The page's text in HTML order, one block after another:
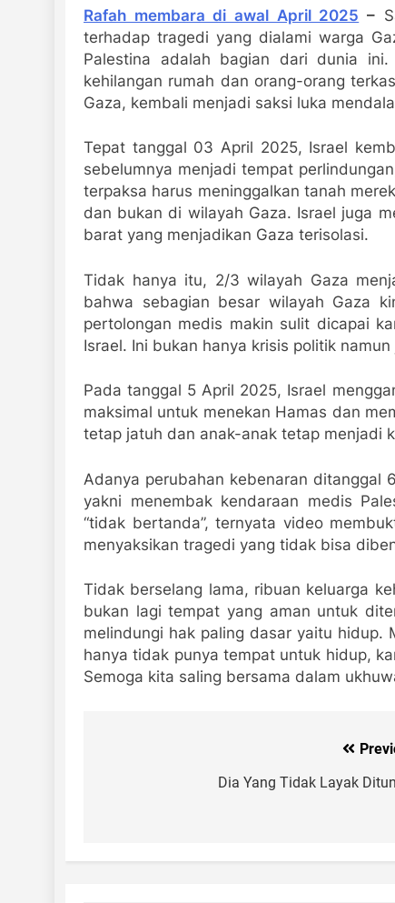
Rafah membara di awal April 2025 –
terhadap tragedi yang dialami warga
Palestina adalah bagian dari dunia
kehilangan rumah dan orang-orang
Gaza, kembali menjadi saksi luka
Tepat tanggal 03 April 2025, Israel
sebelumnya menjadi tempat
terpaksa harus meninggalkan tanah
dan bukan di wilayah Gaza. Israel juga
barat yang menjadikan Gaza terisolasi.
Tidak hanya itu, 2/3 wilayah Gaza
bahwa sebagian besar wilayah Gaza
pertolongan medis makin sulit dicapai
Israel. Ini bukan hanya krisis politik
Pada tanggal 5 April 2025, Israel
maksimal untuk menekan Hamas dan
tetap jatuh dan anak-anak tetap menjadi
Adanya perubahan kebenaran ditanggal
yakni menembak kendaraan medis
“tidak bertanda”, ternyata video
menyaksikan tragedi yang tidak bisa
Tidak berselang lama, ribuan keluarga
bukan lagi tempat yang aman untuk
melindungi hak paling dasar yaitu hidup.
hanya tidak punya tempat untuk hidup,
Semoga kita saling bersama dalam
Dia Yang Tidak Layak